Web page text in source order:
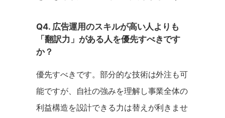
Q4. 広告運用のスキルが高い人よりも
「翻訳力」がある人を優先すべきです
か？
優先すべきです。部分的な技術は外注も可
能ですが、自社の強みを理解し事業全体の
利益構造を設計できる力は替えが利きませ